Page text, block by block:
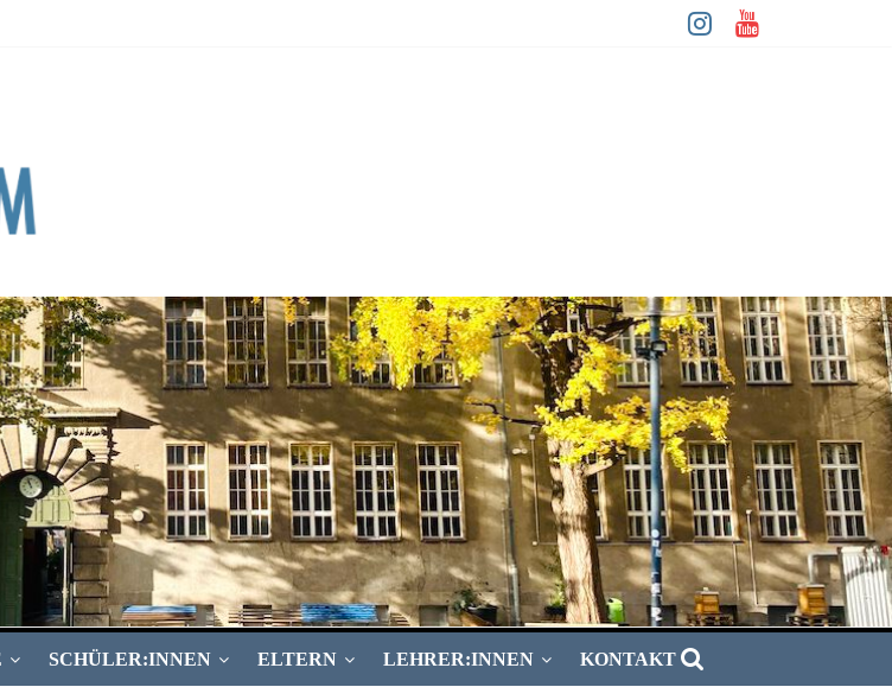
SCHÜLER:INNEN ELTERN LEHRER:INNEN KONTAKT